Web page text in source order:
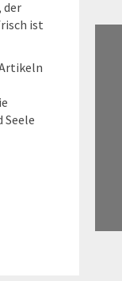
der
ist
Seele